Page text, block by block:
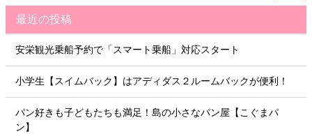
最近の投稿
安栄観光乗船予約で「スマート乗船」対応スタート
小学生【スイムバック】はアディダス２ルームバックが便利！
パン好きも子どもたちも満足！島の小さなパン屋【こぐまパ
ン】